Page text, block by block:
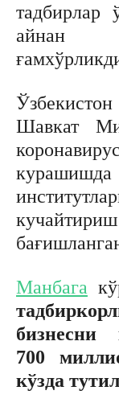
тадбирлар
айнан
Шавкат
Манбага
бизнесни
700
кўзда